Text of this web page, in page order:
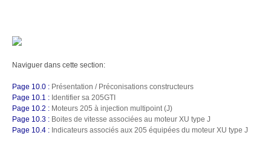
Naviguer dans cette section:
Page 10.0 : Présentation / Préconisations constructeurs
Page 10.1 : Identifier sa 205GTI
Page 10.2 : Moteurs 205 à injection multipoint (J)
Page 10.3 : Boites de vitesse associées au moteur XU type J
Page 10.4 : Indicateurs associés aux 205 équipées du moteur XU type J